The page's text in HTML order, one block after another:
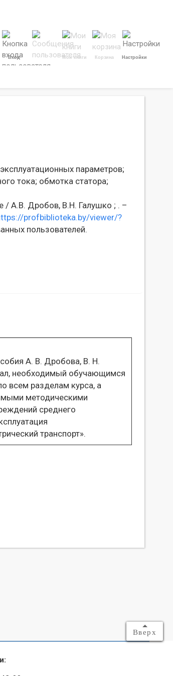
Вход Мои книги Корзина Настройки
параметров;
тока; обмотка статора;
/ А.В. Дробов, В.Н. Галушко ; . –
profbiblioteka.by/viewer/?
пользователей.
А. В. Дробова, В. Н.
необходимый обучающимся
всем разделам курса, а
методическими
среднего
транспорт».
Вверх